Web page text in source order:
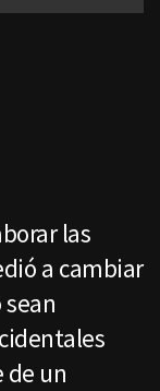
las
a cambiar
de un